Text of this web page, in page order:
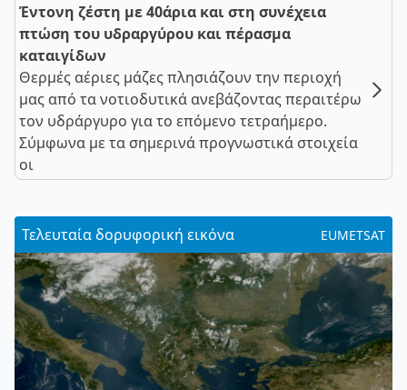
Έντονη ζέστη με 40άρια και στη συνέχεια
πτώση του υδραργύρου και πέρασμα
καταιγίδων
Θερμές αέριες μάζες πλησιάζουν την περιοχή
μας από τα νοτιοδυτικά ανεβάζοντας περαιτέρω
τον υδράργυρο για το επόμενο τετραήμερο.
Σύμφωνα με τα σημερινά προγνωστικά στοιχεία
οι
Τελευταία δορυφορική εικόνα EUMETSAT